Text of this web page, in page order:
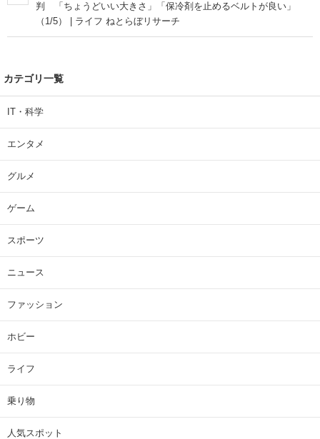
判 「ちょうどいい大きさ」「保冷剤を止めるベルトが良い」
（1/5） | ライフ ねとらぼリサーチ
カテゴリ一覧
IT・科学
エンタメ
グルメ
ゲーム
スポーツ
ニュース
ファッション
ホビー
ライフ
乗り物
人気スポット